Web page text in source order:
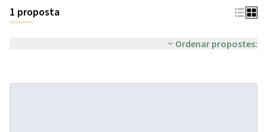
1 proposta
Ordenar propostes: